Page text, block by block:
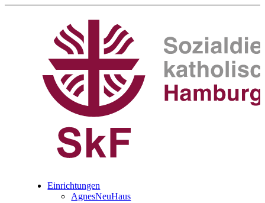
Einrichtungen
AgnesNeuHaus